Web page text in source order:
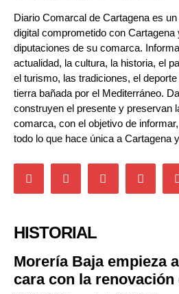
Diario Comarcal de Cartagena es
digital comprometido con
diputaciones de su comarca.
actualidad, la cultura, la historia, el
el turismo, las tradiciones, el
tierra bañada por el Mediterráneo.
construyen el presente y preservan
comarca, con el objetivo de
todo lo que hace única a Cartagena
HISTORIAL
Morería Baja empieza
cara con la renovación